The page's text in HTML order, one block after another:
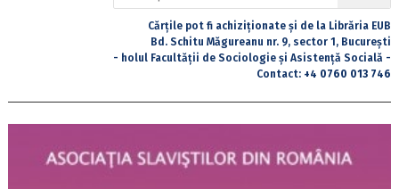
după:
Cărțile pot fi achiziționate și de la Librăria EUB
Bd. Schitu Măgureanu nr. 9, sector 1, București
- holul Facultății de Sociologie și Asistență Socială -
Contact: +4 0760 013 746